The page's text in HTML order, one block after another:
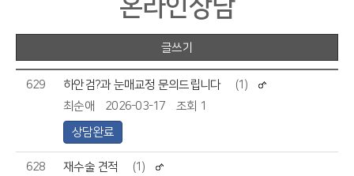
온라인상담
글쓰기
629 하안검?과 눈매교정 문의드립니다
(1)
최순애
2026-03-17
조회 1
상담완료
628 재수술 견적
(1)